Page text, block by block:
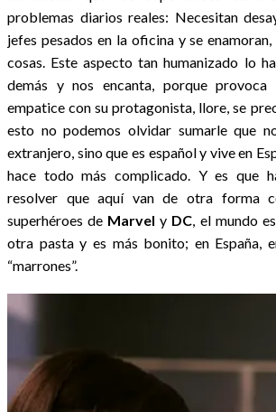
problemas diarios reales: Necesitan
jefes pesados en la oficina y se
cosas. Este aspecto tan humanizado lo
demás y nos encanta, porque provoca
empatice con su protagonista, llore, se
esto no podemos olvidar sumarle que
extranjero, sino que es español y vive en
hace todo más complicado. Y es que
resolver que aquí van de otra forma
superhéroes de Marvel y DC, el mundo
otra pasta y es más bonito; en España,
“marrones”.